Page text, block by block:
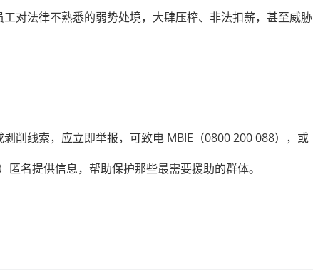
对法律不熟悉的弱势处境，大肆压榨、非法扣薪，甚至威胁
削线索，应立即举报，可致电 MBIE（0800 200 088），或
名提供信息，帮助保护那些最需要援助的群体。